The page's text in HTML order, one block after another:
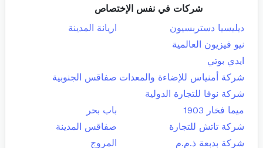
شركات في نفس الإختصاص
ديليسيا دستربسيون
اريانة المدينة
نيو فيزيون العالمية
ايدي بوتي
شركة أمنياس للإضاءة والمعدات صفاقس الجنوبية
شركة نوفا للتجارة الدولية
ميما فخار 1903
باب بحر
شركة تاتش للتجارة
صفاقس المدينة
شركة بدبعة ذ.م.م
المروج